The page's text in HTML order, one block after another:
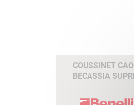
COUSSINET
BECASSIA